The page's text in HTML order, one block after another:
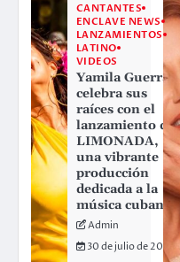
CANTANTES
ENCLAVE NEWS
LANZAMIENTOS
LATINO
VIDEOS
Yamila Guerra
celebra sus
raíces con el
lanzamiento de
LIMONADA,
una vibrante
producción
dedicada a la
música cubana
Admin
30 de julio de 2026